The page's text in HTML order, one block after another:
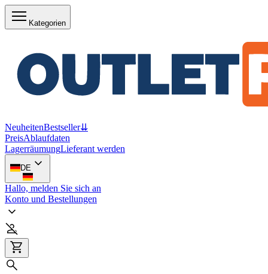
Kategorien
NeuheitenBestseller⇊
PreisAblaufdaten
LagerräumungLieferant werden
DE
Hallo, melden Sie sich an
Konto und Bestellungen